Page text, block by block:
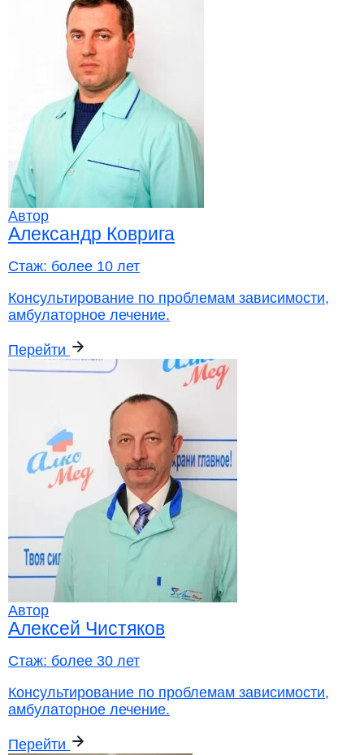
Автор
Александр Коврига
Стаж: более 10 лет
Консультирование по проблемам зависимости,
амбулаторное лечение.
Перейти
Автор
Алексей Чистяков
Стаж: более 30 лет
Консультирование по проблемам зависимости,
амбулаторное лечение.
Перейти